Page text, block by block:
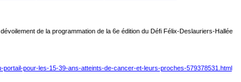
de la programmation de la 6e édition du Défi Félix-Deslauriers-Hallée
pour-les-15-39-ans-atteints-de-cancer-et-leurs-proches-579378531.html